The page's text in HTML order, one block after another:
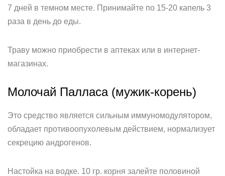
7 дней в темном месте. Принимайте по 15-20 капель 3
раза в день до еды.
Траву можно приобрести в аптеках или в интернет-
магазинах.
Молочай Палласа (мужик-корень)
Это средство является сильным иммуномодулятором,
обладает противоопухолевым действием, нормализует
секрецию андрогенов.
Настойка на водке. 10 гр. корня залейте половиной